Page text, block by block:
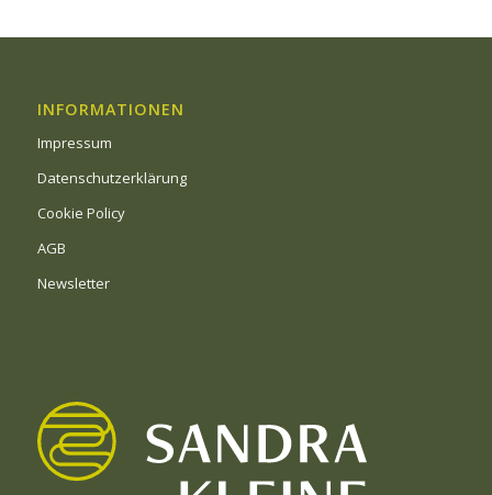
INFORMATIONEN
Impressum
Datenschutzerklärung
Cookie Policy
AGB
Newsletter